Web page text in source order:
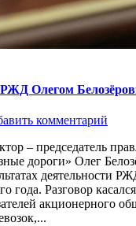
РЖД Олегом
комментарий
– председатель
дороги» Олег
деятельности
года. Разговор
акционерного